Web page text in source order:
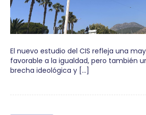
El nuevo estudio del CIS refleja una
favorable a la igualdad, pero también
brecha ideológica y […]